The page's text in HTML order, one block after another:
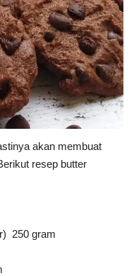
akan membuat
resep butter
250 gram